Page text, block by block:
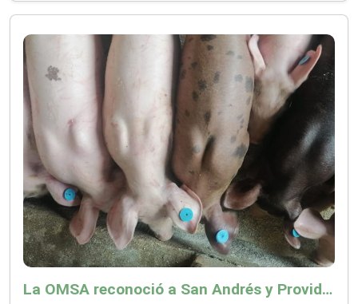
La OMSA reconoció a San Andrés y Providencia como zona libre de Peste Porcina Clásica (PPC)